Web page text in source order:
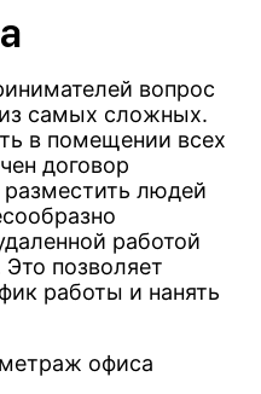
вопрос
самых сложных.
в помещении всех
договор
людей
работой
позволяет
работы и нанять